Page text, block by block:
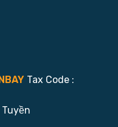
Tax Code :